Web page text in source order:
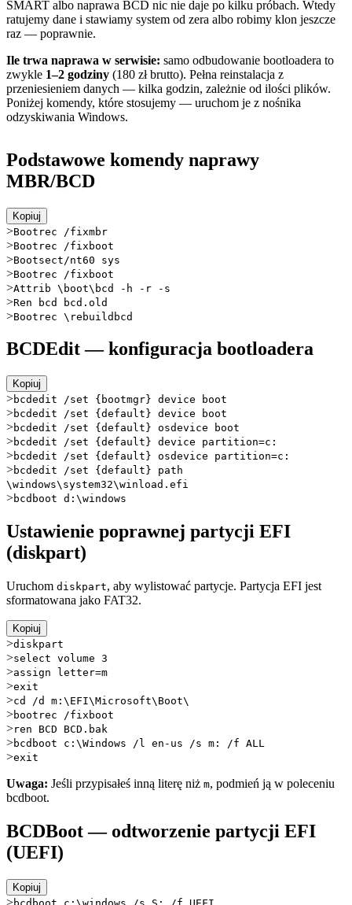
SMART albo naprawa BCD nic nie daje po kilku próbach. Wtedy
ratujemy dane i stawiamy system od zera albo robimy klon jeszcze
raz — poprawnie.
Ile trwa naprawa w serwisie: samo odbudowanie bootloadera to
zwykle 1–2 godziny (180 zł brutto). Pełna reinstalacja z
przeniesieniem danych — kilka godzin, zależnie od ilości plików.
Poniżej komendy, które stosujemy — uruchom je z nośnika
odzyskiwania Windows.
Podstawowe komendy naprawy
MBR/BCD
Kopiuj
>Bootrec /fixmbr
>Bootrec /fixboot
>Bootsect/nt60 sys
>Bootrec /fixboot
>Attrib \boot\bcd -h -r -s
>Ren bcd bcd.old
>Bootrec \rebuildbcd
BCDEdit — konfiguracja bootloadera
Kopiuj
>bcdedit /set {bootmgr} device boot
>bcdedit /set {default} device boot
>bcdedit /set {default} osdevice boot
>bcdedit /set {default} device partition=c:
>bcdedit /set {default} osdevice partition=c:
>bcdedit /set {default} path
\windows\system32\winload.efi
>bcdboot d:\windows
Ustawienie poprawnej partycji EFI
(diskpart)
Uruchom diskpart, aby wylistować partycje. Partycja EFI jest
sformatowana jako FAT32.
Kopiuj
>diskpart
>select volume 3
>assign letter=m
>exit
>cd /d m:\EFI\Microsoft\Boot\
>bootrec /fixboot
>ren BCD BCD.bak
>bcdboot c:\Windows /l en-us /s m: /f ALL
>exit
Uwaga: Jeśli przypisałeś inną literę niż m, podmień ją w poleceniu
bcdboot.
BCDBoot — odtworzenie partycji EFI
(UEFI)
Kopiuj
>